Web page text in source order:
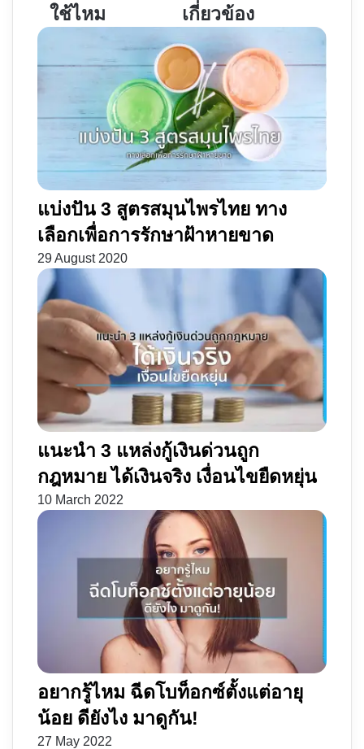
จอ
มอเตอร์
คือ
ใช้ไหม
ร่าง
ที่
ชวน
หลอน
ไป
ทั้ง
วัน
เกี่ยวข้อง
แบ่งปัน 3 สูตรสมุนไพรไทย ทาง
เลือกเพื่อการรักษาฝ้าหายขาด
29 August 2020
แนะนำ 3 แหล่งกู้เงินด่วนถูก
กฎหมาย ได้เงินจริง เงื่อนไขยืดหยุ่น
10 March 2022
อยากรู้ไหม ฉีดโบท็อกซ์ตั้งแต่อายุ
น้อย ดียังไง มาดูกัน!
27 May 2022